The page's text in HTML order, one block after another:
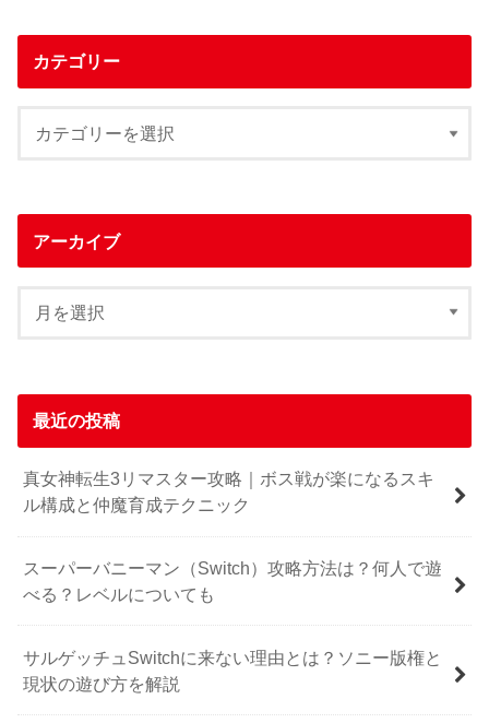
カテゴリー
アーカイブ
最近の投稿
真女神転生3リマスター攻略｜ボス戦が楽になるスキ
ル構成と仲魔育成テクニック
スーパーバニーマン（Switch）攻略方法は？何人で遊
べる？レベルについても
サルゲッチュSwitchに来ない理由とは？ソニー版権と
現状の遊び方を解説